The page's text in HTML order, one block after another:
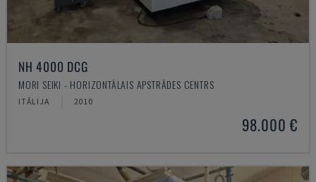
NH 4000 DCG
MORI SEIKI - HORIZONTĀLAIS APSTRĀDES CENTRS
ITĀLIJA 2010
98.000 €